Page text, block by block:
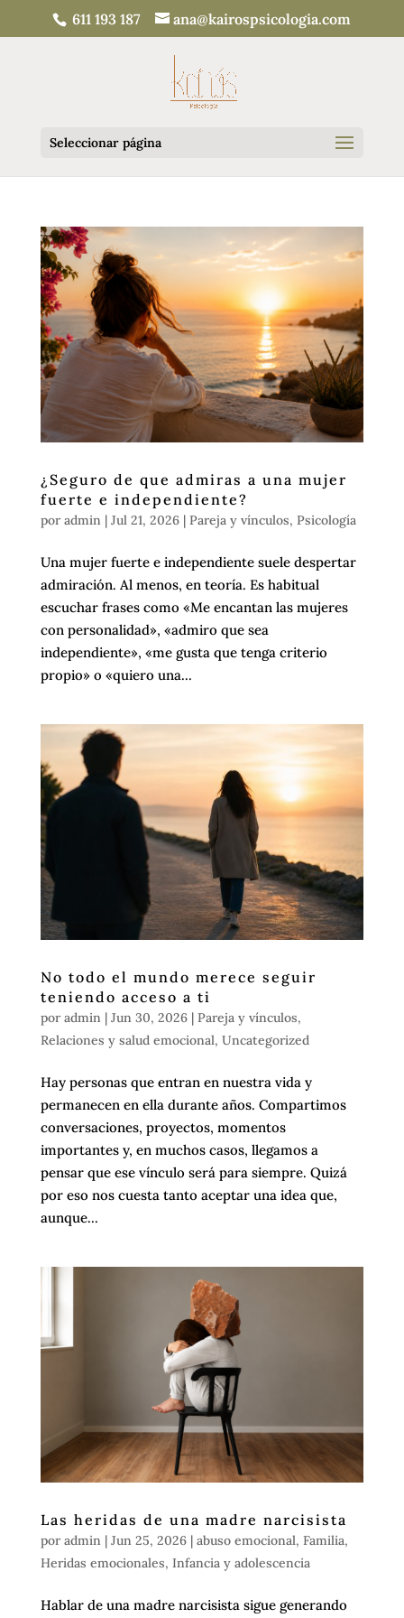
611 193 187 ana@kairospsicologia.com
Seleccionar página
¿Seguro de que admiras a una mujer
fuerte e independiente?
por admin| Jul 21, 2026| Pareja y vínculos, Psicología
Una mujer fuerte e independiente suele despertar
admiración. Al menos, en teoría. Es habitual
escuchar frases como «Me encantan las mujeres
con personalidad», «admiro que sea
independiente», «me gusta que tenga criterio
propio» o «quiero una...
No todo el mundo merece seguir
teniendo acceso a ti
por admin| Jun 30, 2026| Pareja y vínculos,
Relaciones y salud emocional, Uncategorized
Hay personas que entran en nuestra vida y
permanecen en ella durante años. Compartimos
conversaciones, proyectos, momentos
importantes y, en muchos casos, llegamos a
pensar que ese vínculo será para siempre. Quizá
por eso nos cuesta tanto aceptar una idea que,
aunque...
Las heridas de una madre narcisista
por admin| Jun 25, 2026| abuso emocional, Familia,
Heridas emocionales, Infancia y adolescencia
Hablar de una madre narcisista sigue generando